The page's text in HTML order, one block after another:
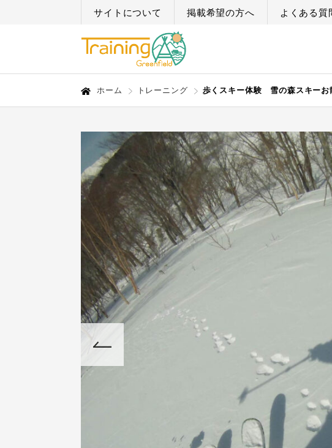
サイトについて 掲載希望の方へ よくある質
ホーム トレーニング 歩くスキー体験 雪の森スキーお